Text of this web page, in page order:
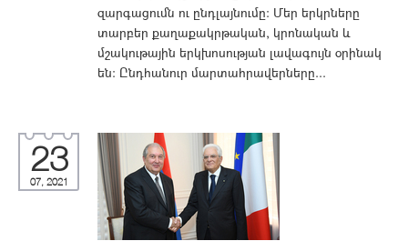
զարգացումն ու ընդլայնումը։ Մեր երկրները
տարբեր քաղաքակրթական, կրոնական և
մշակութային երկխոսության լավագույն օրինակ
են: Ընդհանուր մարտահրավերները...
23
07, 2021